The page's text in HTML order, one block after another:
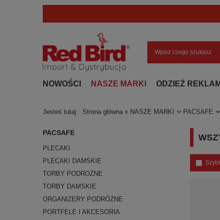
NOWOŚCI NASZE MARKI ODZIEŻ
Jesteś tutaj: Strona główna NASZE MARKI PACSAFE
PACSAFE
PLECAKI
PLECAKI DAMSKIE
TORBY PODROŻNE
TORBY DAMSKIE
ORGANIZERY PODRÓŻNE
PORTFELE I AKCESORIA